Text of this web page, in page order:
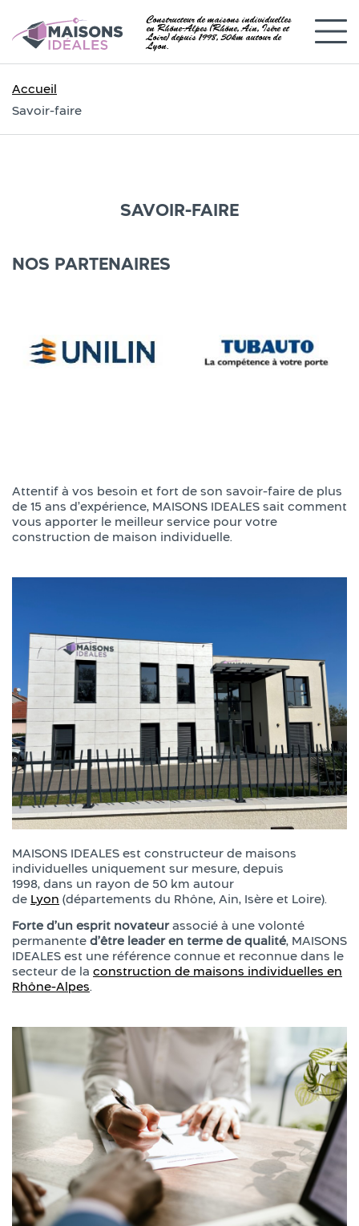
Constructeur de maisons individuelles
en Rhône-Alpes (Rhône, Ain, Isère et
Loire) depuis 1998, 50km autour de
Lyon.
Accueil
Savoir-faire
SAVOIR-FAIRE
Attentif à vos besoin et fort de son savoir-faire de plus
de 15 ans d’expérience, MAISONS IDEALES sait comment
vous apporter le meilleur service pour votre
construction de maison individuelle.
MAISONS IDEALES est constructeur de maisons
individuelles uniquement sur mesure, depuis
1998, dans un rayon de 50 km autour
de Lyon (départements du Rhône, Ain, Isère et Loire).
Forte d’un esprit novateurassocié à une volonté
permanente d’être leader en terme de qualité, MAISONS
IDEALES est une référence connue et reconnue dans le
secteur de la construction de maisons individuelles en
Rhône-Alpes.
NOS PARTENAIRES